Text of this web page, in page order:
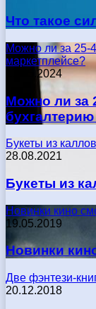
Что такое
Можно ли за 25-
маркетплейсе?
17.05.2024
Можно ли за
Букеты из
28.08.2021
Букеты из
Новинки кино
19.05.2019
Новинки
Две фэнтези-
20.12.2018